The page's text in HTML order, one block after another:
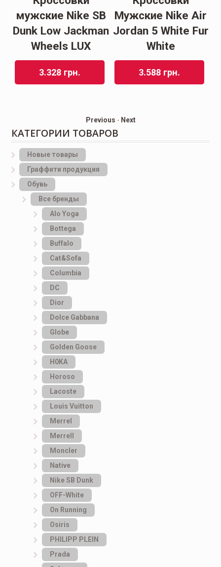
мужские Nike SB
Dunk Low Jackman
Wheels LUX
3.328 грн.
Мужские Nike Air
Jordan 5 White Fur
White
3.588 грн.
Previous - Next
КАТЕГОРИИ ТОВАРОВ
Новые товары
Граффити продукция
Обувь
Все бренды
Alo Yoga
Bottеga
Buffalo
Cat&Sofa
Columbia
DC
Dior
Dolce Gabbana
Globe
Golden Goose
H0KA
Horoso
Lacoste
Louis Vuitton
Merrel
Merrell
Moncler
Native
Nike SB Dunk
OFF-White
On Running
Osiris
PHILIPP PLEIN
Prada